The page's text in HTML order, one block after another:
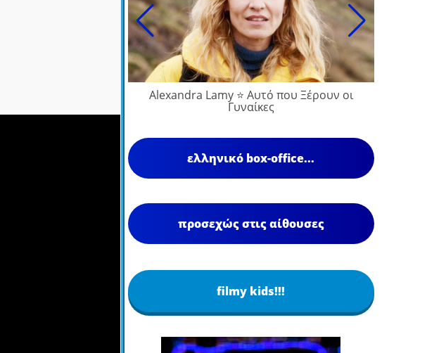
Alexandra Lamy ⭐ Αυτό που Ξέρουν οι
Γυναίκες
ελληνικό box-office...
προσεχώς στις αίθουσες
filmy kids!!!